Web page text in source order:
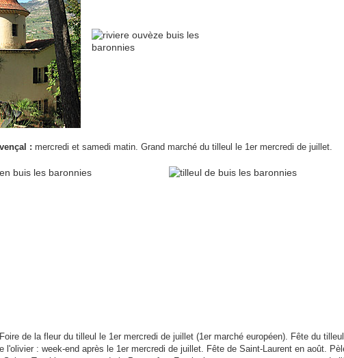
: mercredi et samedi matin. Grand marché du tilleul le 1er mercredi de juillet.
de la fleur du tilleul le 1er mercredi de juillet (1er marché européen). Fête du
l'olivier : week-end après le 1er mercredi de juillet. Fête de Saint-Laurent en août.